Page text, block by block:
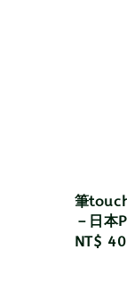
筆
－日本
Sale
NT$ 40